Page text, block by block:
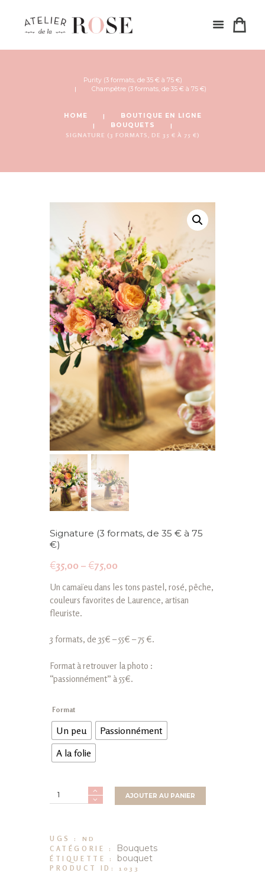
Purity (3 formats, de 35 € à 75 €)
Champêtre (3 formats, de 35 € à 75 €)
HOME
BOUTIQUE EN LIGNE
BOUQUETS
SIGNATURE (3 FORMATS, DE 35 € À 75 €)
Signature (3 formats, de 35 € à 75
€)
€35,00 –€75,00
€35,00
Un camaïeu dans les tons pastel, rosé, pêche,
couleurs favorites de Laurence, artisan
fleuriste.
3 formats, de 35€ – 55€ – 75 €.
Format à retrouver la photo :
“passionnément” à 55€.
Format
Un peu
Passionnément
A la folie
quantité
de
35
€
à
AJOUTER AU PANIER
UGS : ND
CATÉGORIE : Bouquets
ÉTIQUETTE : bouquet
PRODUCT ID: 1033